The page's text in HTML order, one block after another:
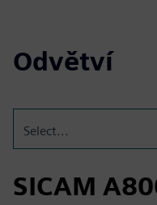
Odvětví
Select...
SICAM